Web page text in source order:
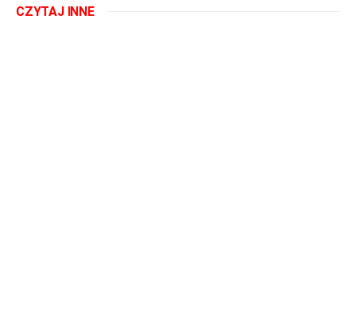
CZYTAJ INNE